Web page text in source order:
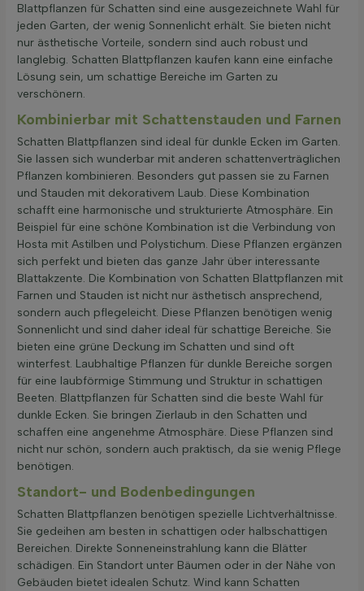
Blattpflanzen für Schatten sind eine ausgezeichnete Wahl für
jeden Garten, der wenig Sonnenlicht erhält. Sie bieten nicht
nur ästhetische Vorteile, sondern sind auch robust und
langlebig. Schatten Blattpflanzen kaufen kann eine einfache
Lösung sein, um schattige Bereiche im Garten zu
verschönern.
Kombinierbar mit Schattenstauden und Farnen
Schatten Blattpflanzen sind ideal für dunkle Ecken im Garten.
Sie lassen sich wunderbar mit anderen schattenverträglichen
Pflanzen kombinieren. Besonders gut passen sie zu Farnen
und Stauden mit dekorativem Laub. Diese Kombination
schafft eine harmonische und strukturierte Atmosphäre. Ein
Beispiel für eine schöne Kombination ist die Verbindung von
Hosta mit Astilben und Polystichum. Diese Pflanzen ergänzen
sich perfekt und bieten das ganze Jahr über interessante
Blattakzente. Die Kombination von Schatten Blattpflanzen mit
Farnen und Stauden ist nicht nur ästhetisch ansprechend,
sondern auch pflegeleicht. Diese Pflanzen benötigen wenig
Sonnenlicht und sind daher ideal für schattige Bereiche. Sie
bieten eine grüne Deckung im Schatten und sind oft
winterfest. Laubhaltige Pflanzen für dunkle Bereiche sorgen
für eine laubförmige Stimmung und Struktur in schattigen
Beeten. Blattpflanzen für Schatten sind die beste Wahl für
dunkle Ecken. Sie bringen Zierlaub in den Schatten und
schaffen eine angenehme Atmosphäre. Diese Pflanzen sind
nicht nur schön, sondern auch praktisch, da sie wenig Pflege
benötigen.
Standort- und Bodenbedingungen
Schatten Blattpflanzen benötigen spezielle Lichtverhältnisse.
Sie gedeihen am besten in schattigen oder halbschattigen
Bereichen. Direkte Sonneneinstrahlung kann die Blätter
schädigen. Ein Standort unter Bäumen oder in der Nähe von
Gebäuden bietet idealen Schutz. Wind kann Schatten